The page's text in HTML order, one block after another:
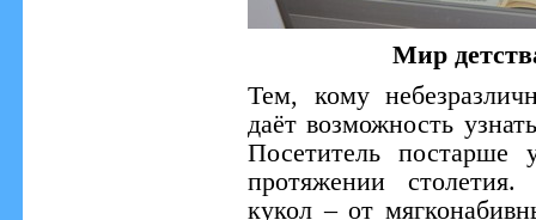
Мир
Тем, кому
даёт возможность
Посетитель постарше
протяжении
кукол – от